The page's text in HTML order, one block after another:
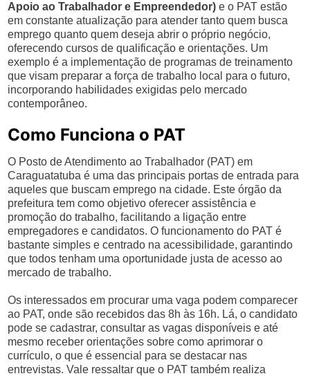
Apoio ao Trabalhador e Empreendedor) e o PAT estão
em constante atualização para atender tanto quem busca
emprego quanto quem deseja abrir o próprio negócio,
oferecendo cursos de qualificação e orientações. Um
exemplo é a implementação de programas de treinamento
que visam preparar a força de trabalho local para o futuro,
incorporando habilidades exigidas pelo mercado
contemporâneo.
Como Funciona o PAT
O Posto de Atendimento ao Trabalhador (PAT) em
Caraguatatuba é uma das principais portas de entrada para
aqueles que buscam emprego na cidade. Este órgão da
prefeitura tem como objetivo oferecer assistência e
promoção do trabalho, facilitando a ligação entre
empregadores e candidatos. O funcionamento do PAT é
bastante simples e centrado na acessibilidade, garantindo
que todos tenham uma oportunidade justa de acesso ao
mercado de trabalho.
Os interessados em procurar uma vaga podem comparecer
ao PAT, onde são recebidos das 8h às 16h. Lá, o candidato
pode se cadastrar, consultar as vagas disponíveis e até
mesmo receber orientações sobre como aprimorar o
currículo, o que é essencial para se destacar nas
entrevistas. Vale ressaltar que o PAT também realiza